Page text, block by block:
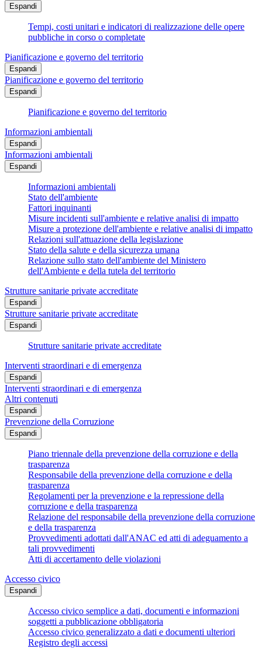
Espandi
Tempi, costi unitari e indicatori di realizzazione delle opere
pubbliche in corso o completate
Pianificazione e governo del territorio
Espandi
Pianificazione e governo del territorio
Espandi
Pianificazione e governo del territorio
Informazioni ambientali
Espandi
Informazioni ambientali
Espandi
Informazioni ambientali
Stato dell'ambiente
Fattori inquinanti
Misure incidenti sull'ambiente e relative analisi di impatto
Misure a protezione dell'ambiente e relative analisi di impatto
Relazioni sull'attuazione della legislazione
Stato della salute e della sicurezza umana
Relazione sullo stato dell'ambiente del Ministero
dell'Ambiente e della tutela del territorio
Strutture sanitarie private accreditate
Espandi
Strutture sanitarie private accreditate
Espandi
Strutture sanitarie private accreditate
Interventi straordinari e di emergenza
Espandi
Interventi straordinari e di emergenza
Altri contenuti
Espandi
Prevenzione della Corruzione
Espandi
Piano triennale della prevenzione della corruzione e della
trasparenza
Responsabile della prevenzione della corruzione e della
trasparenza
Regolamenti per la prevenzione e la repressione della
corruzione e della trasparenza
Relazione del responsabile della prevenzione della corruzione
e della trasparenza
Provvedimenti adottati dall'ANAC ed atti di adeguamento a
tali provvedimenti
Atti di accertamento delle violazioni
Accesso civico
Espandi
Accesso civico semplice a dati, documenti e informazioni
soggetti a pubblicazione obbligatoria
Accesso civico generalizzato a dati e documenti ulteriori
Registro degli accessi